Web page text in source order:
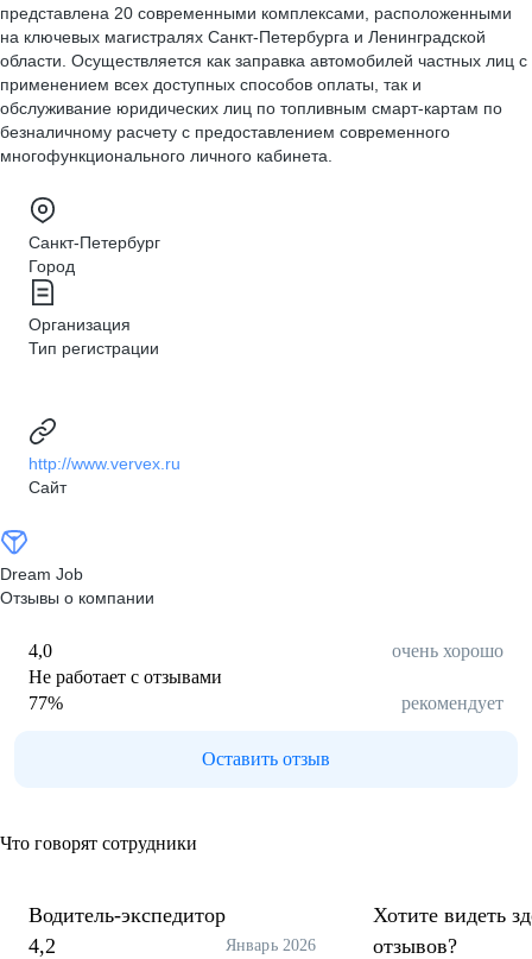
представлена 20 современными комплексами, расположенными
на ключевых магистралях Санкт-Петербурга и Ленинградской
области. Осуществляется как заправка автомобилей частных лиц с
применением всех доступных способов оплаты, так и
обслуживание юридических лиц по топливным смарт-картам по
безналичному расчету с предоставлением современного
многофункционального личного кабинета.
Санкт-Петербург
Город
Организация
Тип регистрации
http://www.vervex.ru
Сайт
Dream Job
Отзывы о компании
4,0
очень хорошо
Не работает с отзывами
77% рекомендует
Оставить отзыв
Что говорят сотрудники
Водитель-экспедитор
4,2
Январь 2026
Хотите видеть
отзывов?